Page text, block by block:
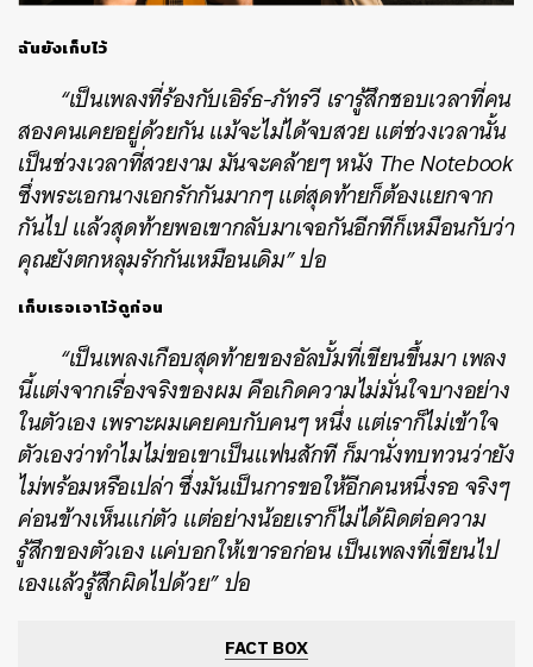
ฉันยังเก็บไว้
“เป็นเพลงที่ร้องกับเอิร์ธ-ภัทรวี เรารู้สึกชอบเวลาที่คน
สองคนเคยอยู่ด้วยกัน แม้จะไม่ได้จบสวย แต่ช่วงเวลานั้น
เป็นช่วงเวลาที่สวยงาม มันจะคล้ายๆ หนัง The Notebook
ซึ่งพระเอกนางเอกรักกันมากๆ แต่สุดท้ายก็ต้องแยกจาก
กันไป แล้วสุดท้ายพอเขากลับมาเจอกันอีกทีก็เหมือนกับว่า
คุณยังตกหลุมรักกันเหมือนเดิม” ปอ
เก็บเธอเอาไว้ดูก่อน
“เป็นเพลงเกือบสุดท้ายของอัลบั้มที่เขียนขึ้นมา เพลง
นี้แต่งจากเรื่องจริงของผม คือเกิดความไม่มั่นใจบางอย่าง
ในตัวเอง เพราะผมเคยคบกับคนๆ หนึ่ง แต่เราก็ไม่เข้าใจ
ตัวเองว่าทำไมไม่ขอเขาเป็นแฟนสักที ก็มานั่งทบทวนว่ายัง
ไม่พร้อมหรือเปล่า ซึ่งมันเป็นการขอให้อีกคนหนึ่งรอ จริงๆ
ค่อนข้างเห็นแก่ตัว แต่อย่างน้อยเราก็ไม่ได้ผิดต่อความ
รู้สึกของตัวเอง แค่บอกให้เขารอก่อน เป็นเพลงที่เขียนไป
เองแล้วรู้สึกผิดไปด้วย” ปอ
FACT BOX